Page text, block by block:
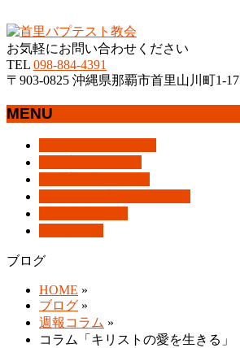
お気軽にお問い合わせください
TEL 098-884-4391
〒903-0825 沖縄県那覇市首里山川町1-17
MENU
す
ブログ
HOME »
ブログ »
週報コラム »
コラム「キリストの愛を生きる」